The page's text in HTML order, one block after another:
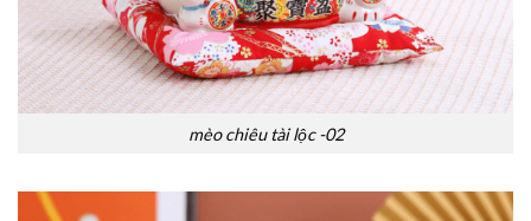
mèo chiêu tài lộc -02